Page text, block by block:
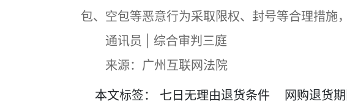
包、空包等恶意行为采取限权、封号等合理措施
通讯员 | 综合审判三庭
来源：广州互联网法院
本文标签： 七日无理由退货条件 网购退货